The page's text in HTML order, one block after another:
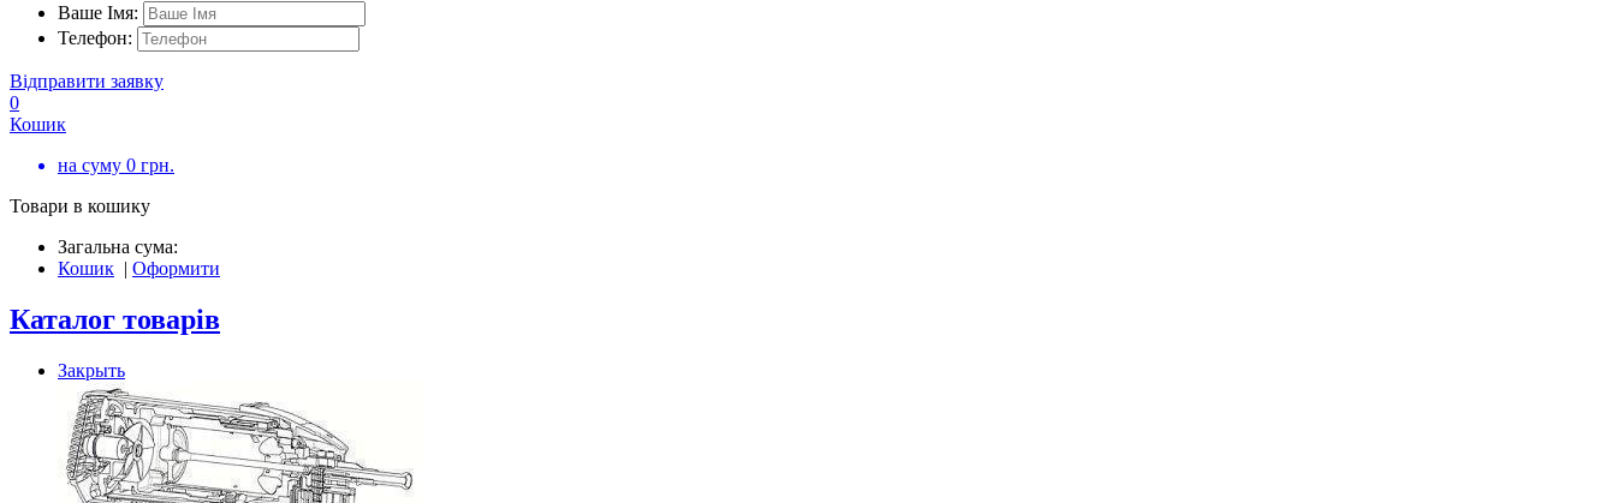
Ваше Імя:
Телефон:
Відправити заявку
0
Кошик
на суму 0 грн.
Товари в кошику
Загальна сума:
Кошик | Оформити
Каталог товарів
Закрыть